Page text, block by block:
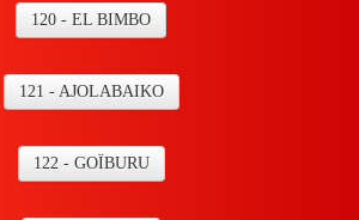
120 - EL BIMBO
121 - AJOLABAIKO
122 - GOÏBURU